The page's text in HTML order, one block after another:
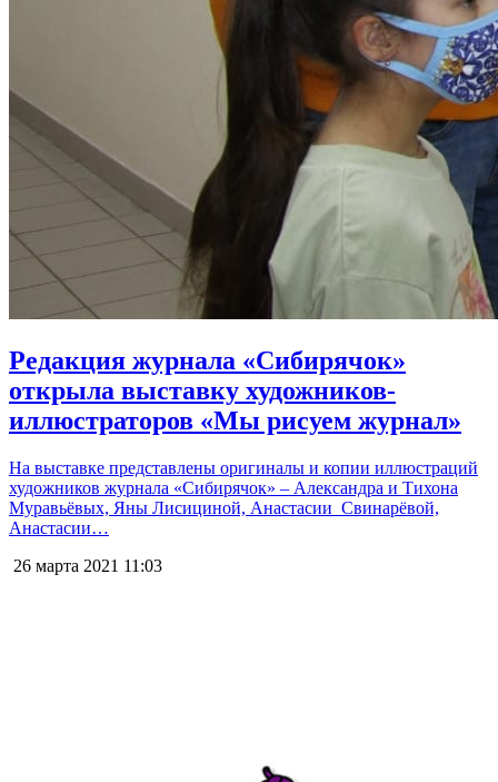
Редакция журнала «Сибирячок»
открыла выставку художников-
иллюстраторов «Мы рисуем журнал»
На выставке представлены оригиналы и копии иллюстраций
художников журнала «Сибирячок» – Александра и Тихона
Муравьёвых, Яны Лисициной, Анастасии Свинарёвой,
Анастасии…
26 марта 2021 11:03